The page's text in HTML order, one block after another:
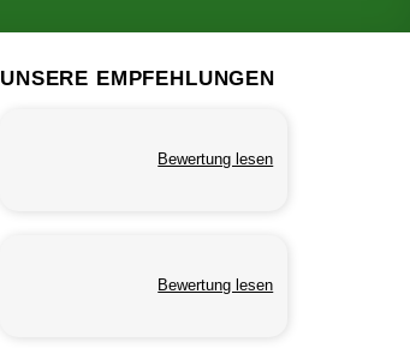
UNSERE EMPFEHLUNGEN
Bewertung lesen
Bewertung lesen